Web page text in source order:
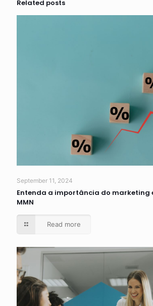
Related posts
September 11, 2024
Entenda a importância do marketing
MMN
Read more